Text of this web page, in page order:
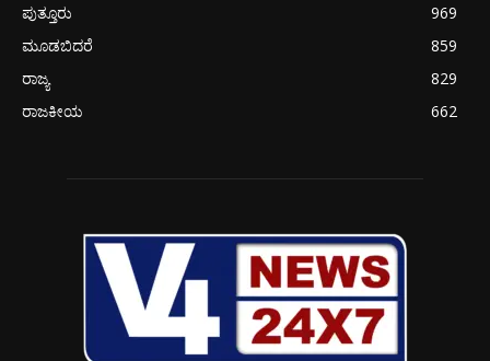
ಪುತ್ತೂರು
969
ಮೂಡಬಿದರೆ
859
ರಾಜ್ಯ
829
ರಾಜಕೀಯ
662